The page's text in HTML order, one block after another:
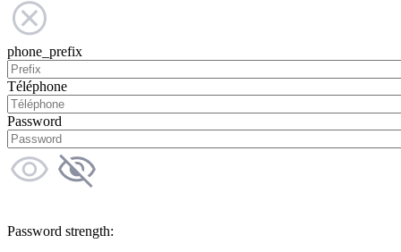
phone_prefix
Téléphone
Password
Password strength: